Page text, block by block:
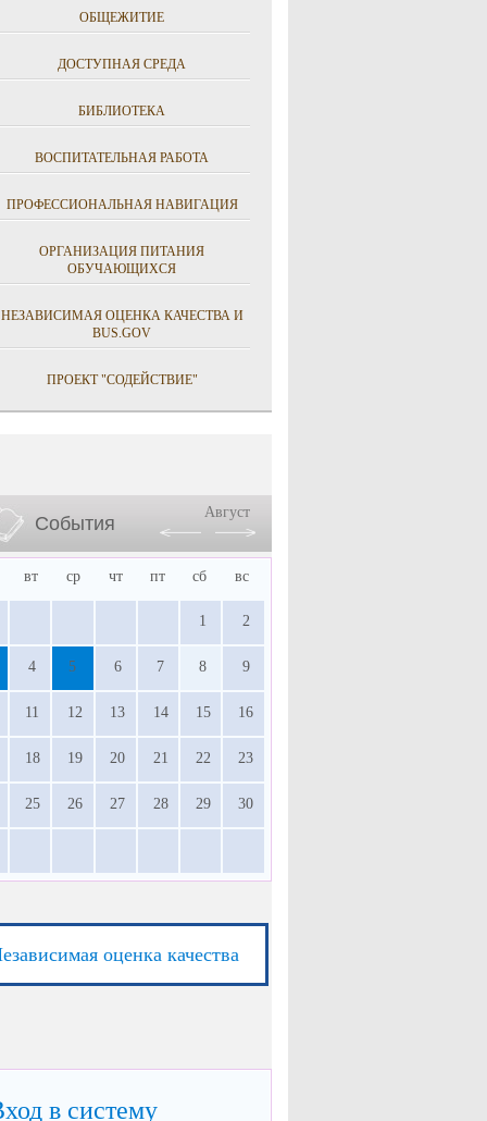
ОБЩЕЖИТИЕ
ДОСТУПНАЯ СРЕДА
БИБЛИОТЕКА
ВОСПИТАТЕЛЬНАЯ РАБОТА
ПРОФЕССИОНАЛЬНАЯ НАВИГАЦИЯ
ОРГАНИЗАЦИЯ ПИТАНИЯ
ОБУЧАЮЩИХСЯ
НЕЗАВИСИМАЯ ОЦЕНКА КАЧЕСТВА И
BUS.GOV
ПРОЕКТ "СОДЕЙСТВИЕ"
События
Август
вт ср чт пт сб вс
1 2
4 5 6 7 8 9
11 12 13 14 15 16
18 19 20 21 22 23
25 26 27 28 29 30
оценка качества
в систему